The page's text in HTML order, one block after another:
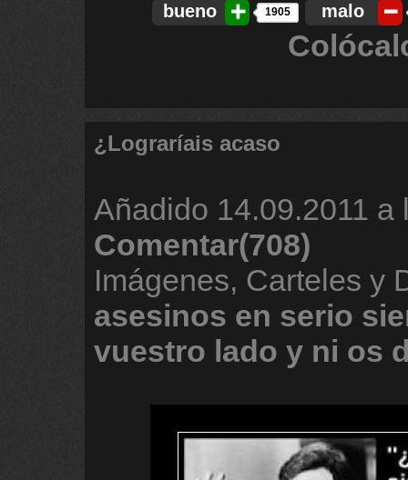
bueno 1905 malo
¿Lograríais acaso
Añadido 14.09.2011 a
Comentar(708)
Imágenes, Carteles y
asesinos en serio
vuestro lado y ni os